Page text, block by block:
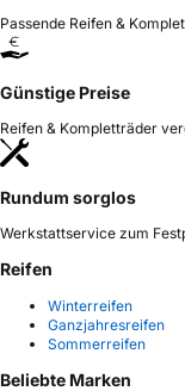
Passende Reifen &
Günstige Preise
Reifen & Kompletträder
Rundum sorglos
Werkstattservice zum
Reifen
Winterreifen
Ganzjahresreifen
Sommerreifen
Beliebte Marken